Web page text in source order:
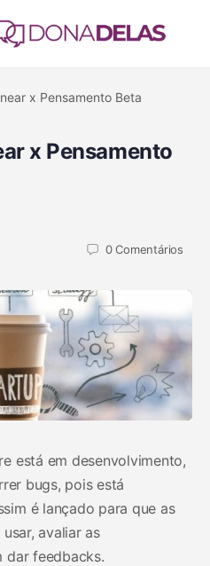
x Pensamento Beta
x Pensamento
0Comentários
está em desenvolvimento,
bugs, pois está
é lançado para que as
avaliar as
dar feedbacks.